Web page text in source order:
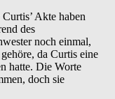
Akte haben
des
noch einmal,
da Curtis eine
hatte. Die Worte
doch sie